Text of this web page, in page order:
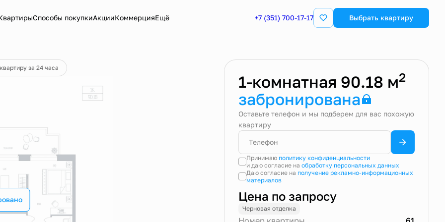
Способы покупкиАкцииКоммерцияЕщё +7 (351) 700-17-17 Выбрать квартиру
Квартира забронирована
за 24 часа
1-комнатная 90.18 м2
забронирована
Оставьте телефон и мы подберем для вас похожую
квартиру
Принимаю политику конфиденциальности
и даю согласие на обработку персональных данных
Даю согласие на получение рекламно-информационных
материалов
Цена по запросу
Черновая отделка